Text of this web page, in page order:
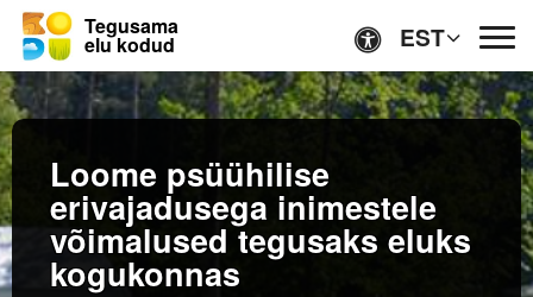
Tegusama
elu kodud EST
Lihtsas keeles
Ligipääsetavus
Loome psüühilise
erivajadusega inimestele
võimalused tegusaks eluks
kogukonnas